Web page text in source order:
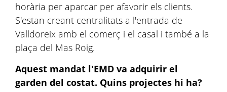
horària per aparcar per afavorir els clients.
S'estan creant centralitats a l'entrada de
Valldoreix amb el comerç i el casal i també a la
plaça del Mas Roig.
Aquest mandat l'EMD va adquirir el
garden del costat. Quins projectes hi ha?